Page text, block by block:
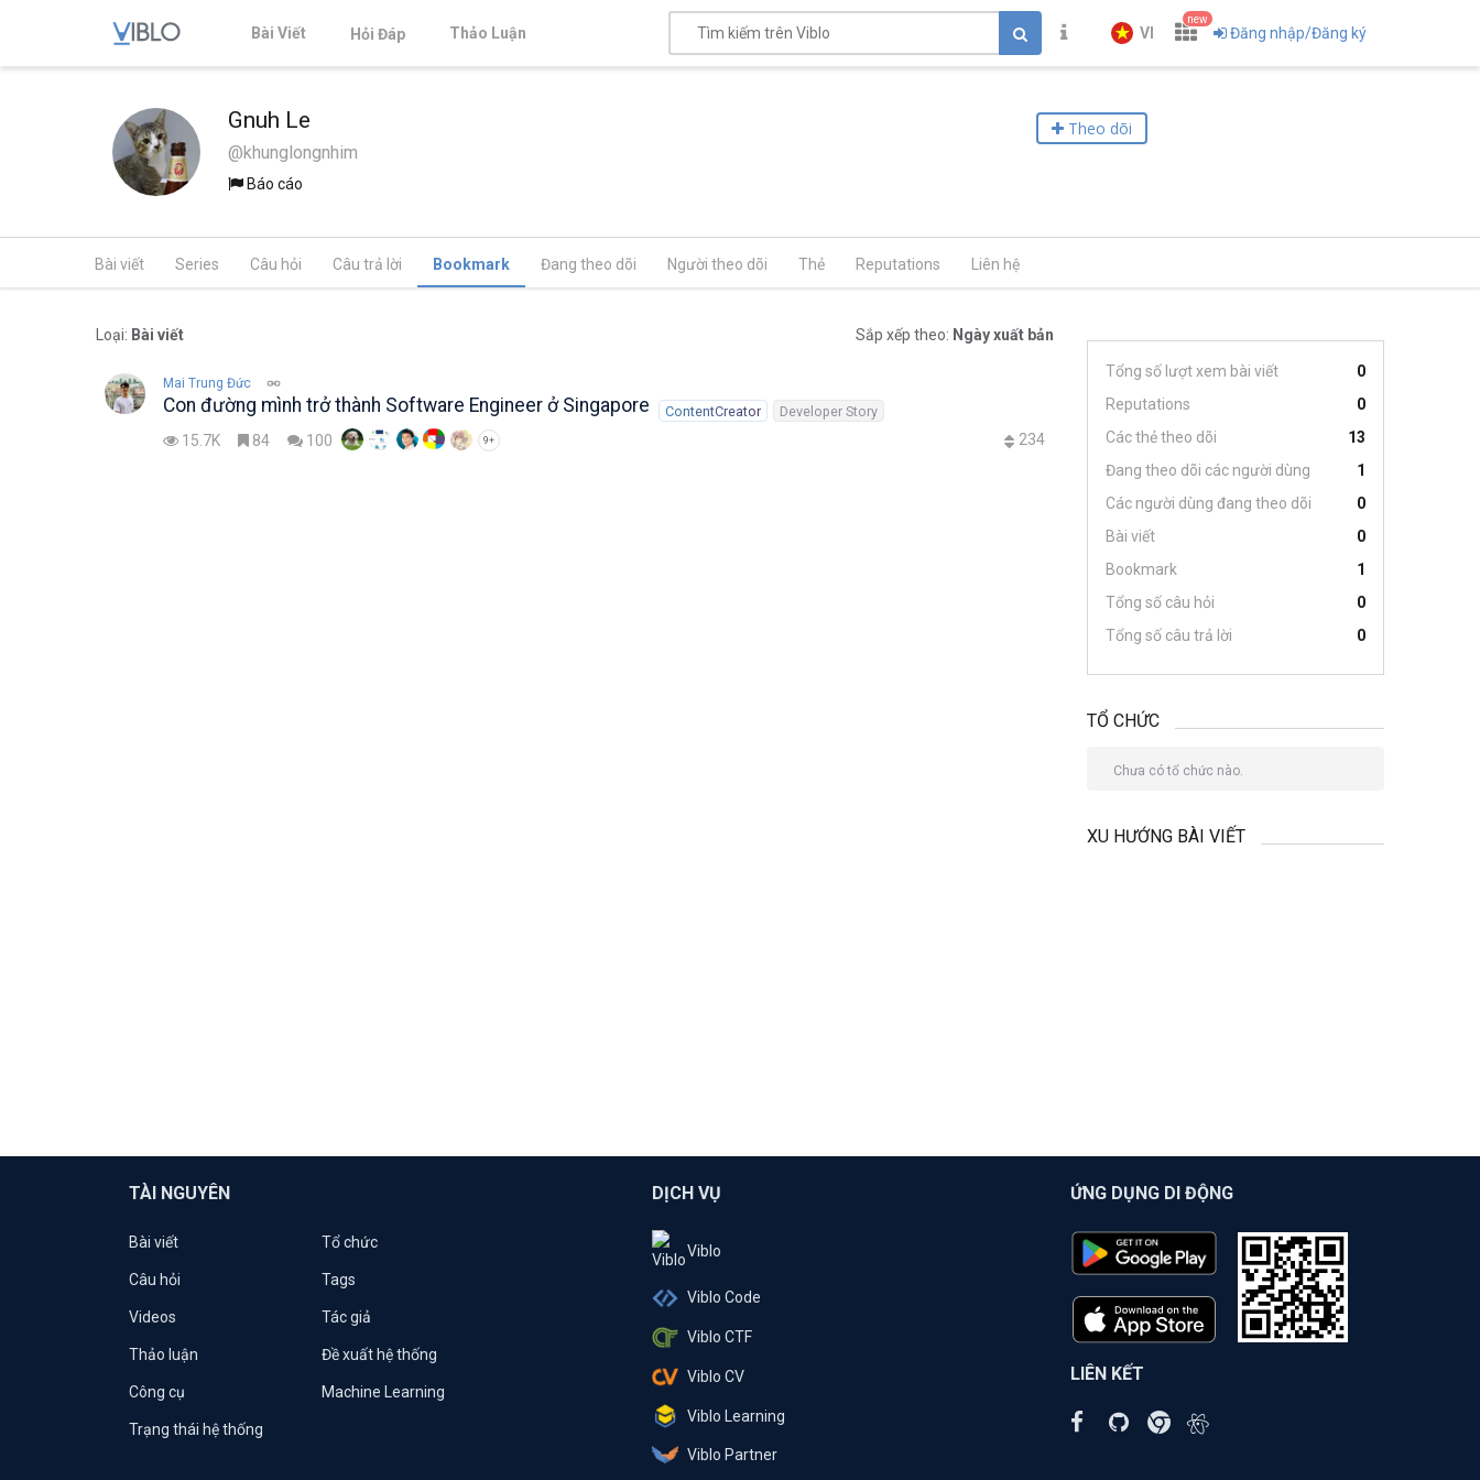
Bài Viết Hỏi Đáp Thảo Luận VI
new
Đăng nhập/Đăng ký
Gnuh Le
@khunglongnhim
Báo cáo
Theo dõi
Bài viết Series Câu hỏi Câu trả lời Bookmark Đang theo dõi Người theo dõi Thẻ Reputations Liên hệ
Loại: Bài viết Sắp xếp theo: Ngày xuất bản
Mai Trung Đức
Con đường mình trở thành Software Engineer ở Singapore ContentCreator Developer Story
15.7K 84 100 9+ 234
Tổng số lượt xem bài viết
0
Reputations
0
Các thẻ theo dõi
13
Đang theo dõi các người dùng
1
Các người dùng đang theo dõi
0
Bài viết
0
Bookmark
1
Tổng số câu hỏi
0
Tổng số câu trả lời
0
TỔ CHỨC
Chưa có tổ chức nào.
XU HƯỚNG BÀI VIẾT
TÀI NGUYÊN
Bài viết Tổ chức
Câu hỏi Tags
Videos Tác giả
Thảo luận Đề xuất hệ thống
Công cụ Machine Learning
Trạng thái hệ thống
DỊCH VỤ
Viblo
Viblo Code
Viblo CTF
Viblo CV
Viblo Learning
Viblo Partner
ỨNG DỤNG DI ĐỘNG
LIÊN KẾT